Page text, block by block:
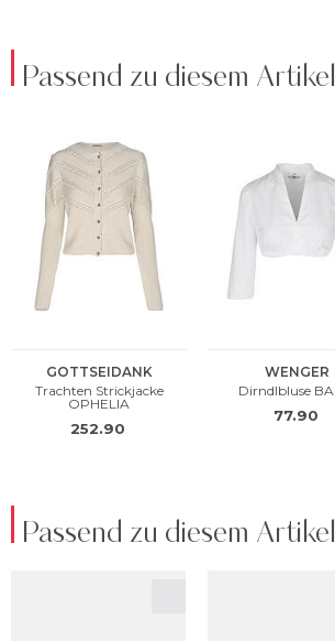
Passend zu diesem Artikel
Passend zu diesem Artikel